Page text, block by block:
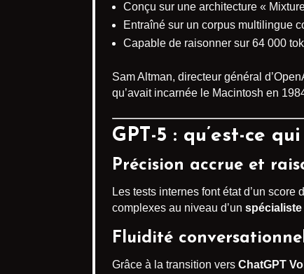
Conçu sur une architecture «
Entraîné sur un corpus multilingue
Capable de raisonner sur 64 000
Sam Altman, directeur général
qu’avait incarnée le Macintosh en
GPT-5 : qu’est-ce
Précision accrue et
Les tests internes font état d’un
complexes au niveau d’un spécialiste
Fluidité
Grâce à la transition vers ChatGPT